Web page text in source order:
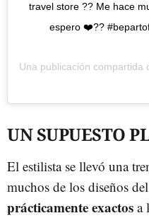
travel store ?? Me hace
espero ❤️??
Una publicación compartida
UN SUPUESTO
El estilista se llevó una
muchos de los diseños
prácticamente exactos a